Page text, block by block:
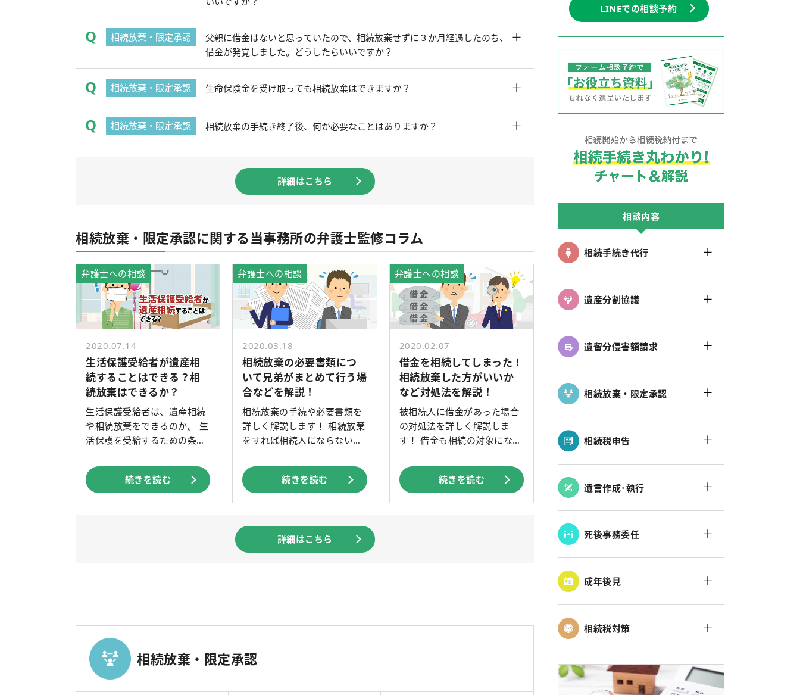
相続放棄・限定承認
父親に借金はないと思っていたので、相続放棄せずに３か月経過したのち、
借金が発覚しました。どうしたらいいですか？
＋
相続放棄・限定承認 生命保険金を受け取っても相続放棄はできますか？ ＋
相続放棄・限定承認 相続放棄の手続き終了後、何か必要なことはありますか？ ＋
詳細はこちら
相続放棄・限定承認に関する当事務所の弁護士監修コラム
弁護士への相談
2020.07.14
生活保護受給者が遺産相
続することはできる？相
続放棄はできるか？
生活保護受給者は、遺産相続
や相続放棄をできるのか。 生
活保護を受給するための条
続きを読む
弁護士への相談
2020.03.18
相続放棄の必要書類につ
いて兄弟がまとめて行う場
合などを解説！
相続放棄の手続や必要書類を
詳しく解説します！ 相続放棄
をすれば相続人にならない
続きを読む
弁護士への相談
2020.02.07
借金を相続してしまった！
相続放棄した方がいいか
など対処法を解説！
被相続人に借金があった場合
の対処法を詳しく解説しま
す！ 借金も相続の対象にな
続きを読む
詳細はこちら
相続放棄・限定承認
LINEでの相談予約
相談内容
相続手続き代行 ＋
遺産分割協議 ＋
遺留分侵害額請求 ＋
相続放棄・限定承認 ＋
相続税申告 ＋
遺言作成･執行 ＋
死後事務委任 ＋
成年後見 ＋
相続税対策 ＋